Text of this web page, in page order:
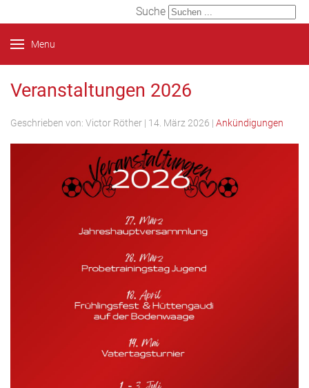
Suche
Menu
Veranstaltungen 2026
Geschrieben von: Victor Röther | 14. März 2026 | Ankündigungen